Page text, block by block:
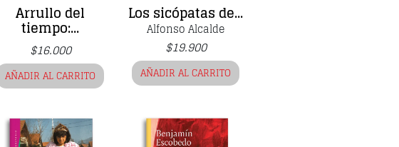
Arrullo del
tiempo:...
$16.000
AÑADIR AL CARRITO
Los sicópatas de...
$19.900
Alfonso Alcalde
AÑADIR AL CARRITO